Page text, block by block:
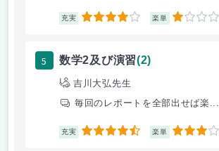
充実 4 楽単 1
5 数学2及び演習(2)
吉川大弘先生
毎回のレポートを全部出せば楽...
充実 4.5 楽単 3